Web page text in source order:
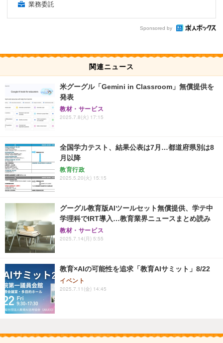
業務委託
Sponsored by
関連ニュース
米グーグル「Gemini in Classroom」無償提供を
発表
教材・サービス
2025.7.8(火) 17:15
全国学力テスト、結果公表は7月…都道府県別は8
月以降
教育行政
2025.5.20(火) 15:15
グーグル教育版AIツールセット無償提供、学テ中
学理科でIRT導入…教育業界ニュースまとめ読み
教材・サービス
2025.7.14(月) 5:55
教育×AIの可能性を追求「教育AIサミット」8/22
イベント
2025.7.11(金) 14:45